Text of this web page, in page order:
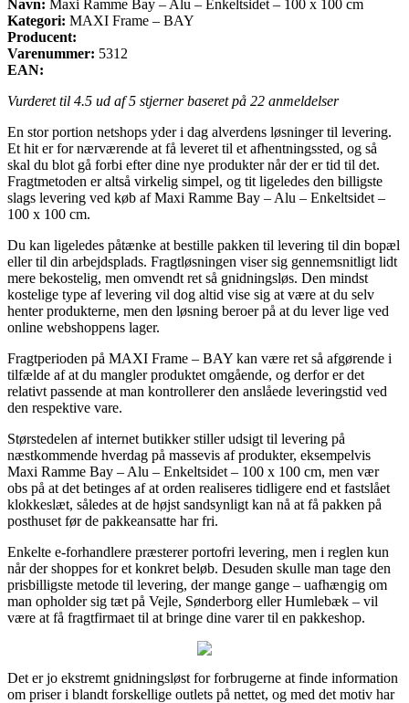
Navn: Maxi Ramme Bay – Alu – Enkeltsidet – 100 x 100 cm
Kategori: MAXI Frame – BAY
Producent:
Varenummer: 5312
EAN:
Vurderet til 4.5 ud af 5 stjerner baseret på 22 anmeldelser
En stor portion netshops yder i dag alverdens løsninger til levering.
Et hit er for nærværende at få leveret til et afhentningssted, og så
skal du blot gå forbi efter dine nye produkter når der er tid til det.
Fragtmetoden er altså virkelig simpel, og tit ligeledes den billigste
slags levering ved køb af Maxi Ramme Bay – Alu – Enkeltsidet –
100 x 100 cm.
Du kan ligeledes påtænke at bestille pakken til levering til din bopæl
eller til din arbejdsplads. Fragtløsningen viser sig gennemsnitligt lidt
mere bekostelig, men omvendt ret så gnidningsløs. Den mindst
kostelige type af levering vil dog altid vise sig at være at du selv
henter produkterne, men den løsning beroer på at du lever lige ved
online webshoppens lager.
Fragtperioden på MAXI Frame – BAY kan være ret så afgørende i
tilfælde af at du mangler produktet omgående, og derfor er det
relativt passende at man kontrollerer den anslåede leveringstid ved
den respektive vare.
Størstedelen af internet butikker stiller udsigt til levering på
næstkommende hverdag på massevis af produkter, eksempelvis
Maxi Ramme Bay – Alu – Enkeltsidet – 100 x 100 cm, men vær
obs på at det betinges af at orden realiseres tidligere end et fastslået
klokkeslæt, således at de højst sandsynligt kan nå at få pakken på
posthuset før de pakkeansatte har fri.
Enkelte e-forhandlere præsterer portofri levering, men i reglen kun
når der shoppes for et konkret beløb. Desuden skulle man tage den
prisbilligste metode til levering, der mange gange – uafhængig om
man opholder sig tæt på Vejle, Sønderborg eller Humlebæk – vil
være at få fragtfirmaet til at bringe dine varer til en pakkeshop.
Det er jo ekstremt gnidningsløst for forbrugerne at finde information
om priser i blandt forskellige outlets på nettet, og med det motiv har